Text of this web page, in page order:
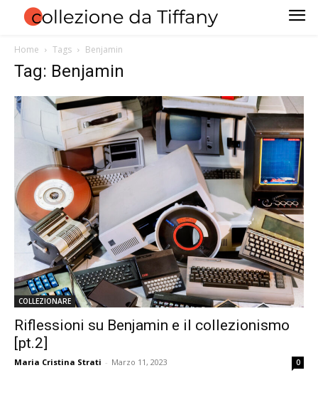
Home Tags Benjamin
Tag: Benjamin
COLLEZIONARE
Riflessioni su Benjamin e il collezionismo
[pt.2]
Maria Cristina Strati - Marzo 11, 2023 0